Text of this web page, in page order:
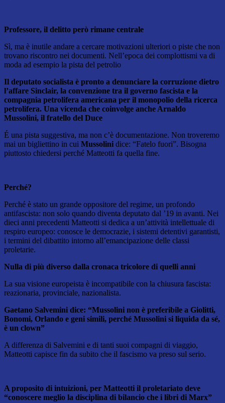
Professore, il delitto però rimane centrale
Sì, ma è inutile andare a cercare motivazioni ulteriori o piste che non
trovano riscontro nei documenti. Nell’epoca dei complottismi va di
moda ad esempio la pista del petrolio
Il deputato socialista è pronto a denunciare la corruzione dietro
l’affare Sinclair, la convenzione tra il governo fascista e la
compagnia petrolifera americana per il monopolio della ricerca
petrolifera. Una vicenda che coinvolge anche Arnaldo
Mussolini, il fratello del Duce
É una pista suggestiva, ma non c’è documentazione. Non troveremo
mai un bigliettino in cui Mussolini dice: “Fatelo fuori”. Bisogna
piuttosto chiedersi perché Matteotti fa quella fine.
Perché?
Perché è stato un grande oppositore del regime, un profondo
antifascista: non solo quando diventa deputato dal ’19 in avanti. Nei
dieci anni precedenti Matteotti si dedica a un’attività intellettuale di
respiro europeo: conosce le democrazie, i sistemi detentivi garantisti,
i termini del dibattito intorno all’emancipazione delle classi
proletarie.
Nulla di più diverso dalla cronaca tricolore di quelli anni
La sua visione europeista è incompatibile con la chiusura fascista:
reazionaria, provinciale, nazionalista.
Gaetano Salvemini dice: “Mussolini non è preferibile a Giolitti,
Bonomi, Orlando e geni simili, perché Mussolini si liquida da sé,
è un clown”
A differenza di Salvemini e di tanti suoi compagni di viaggio,
Matteotti capisce fin da subito che il fascismo va preso sul serio.
A proposito di intuizioni, per Matteotti il proletariato deve
“conoscere meglio la disciplina di bilancio che i libri di Marx”